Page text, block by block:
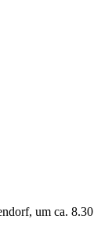
um ca. 8.30